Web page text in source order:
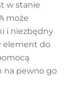
w stanie
może
i niezbędny
element do
na pewno go